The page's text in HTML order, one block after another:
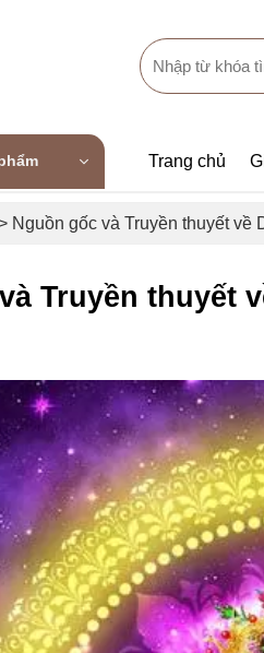
Search
for:
Trang chủ
Nguồn gốc và Truyền thuyết về
Truyền thuyết